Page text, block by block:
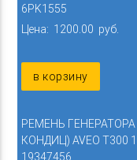
6PK1555
Цена: 1200.00 руб.
в корзину
РЕМЕНЬ ГЕНЕРАТОРА
КОНДИЦ) AVEO T300
19347456